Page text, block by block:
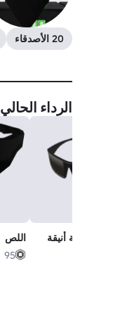
20 الأصدقاء
الرداء الحالي
نظارات شمسية أنيقة
اللص
95